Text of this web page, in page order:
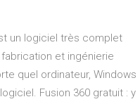
un logiciel très complet
fabrication et ingénierie
quel ordinateur, Windows
Fusion 360 gratuit : y